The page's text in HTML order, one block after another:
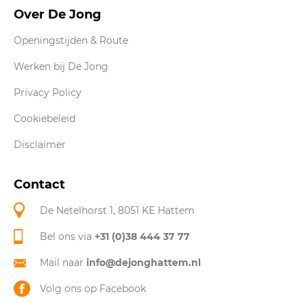
Over De Jong
Openingstijden & Route
Werken bij De Jong
Privacy Policy
Cookiebeleid
Disclaimer
Contact
De Netelhorst 1, 8051 KE Hattem
Bel ons via +31 (0)38 444 37 77
Mail naar info@dejonghattem.nl
Volg ons op Facebook